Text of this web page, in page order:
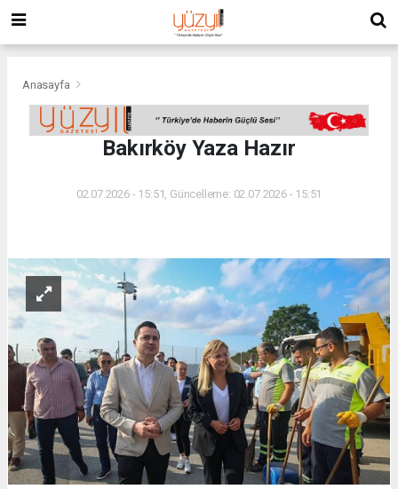
Anasayfa
Bakırköy Yaza Hazır
02.07.2026 - 15:51, Güncelleme: 02.07.2026 - 15:51